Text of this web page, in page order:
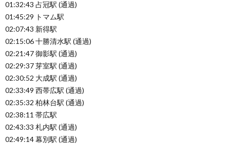
01:32:43 占冠駅 (通過)
01:45:29 トマム駅
02:07:43 新得駅
02:15:06 十勝清水駅 (通過)
02:21:47 御影駅 (通過)
02:29:37 芽室駅 (通過)
02:30:52 大成駅 (通過)
02:33:49 西帯広駅 (通過)
02:35:32 柏林台駅 (通過)
02:38:11 帯広駅
02:43:33 札内駅 (通過)
02:49:14 幕別駅 (通過)